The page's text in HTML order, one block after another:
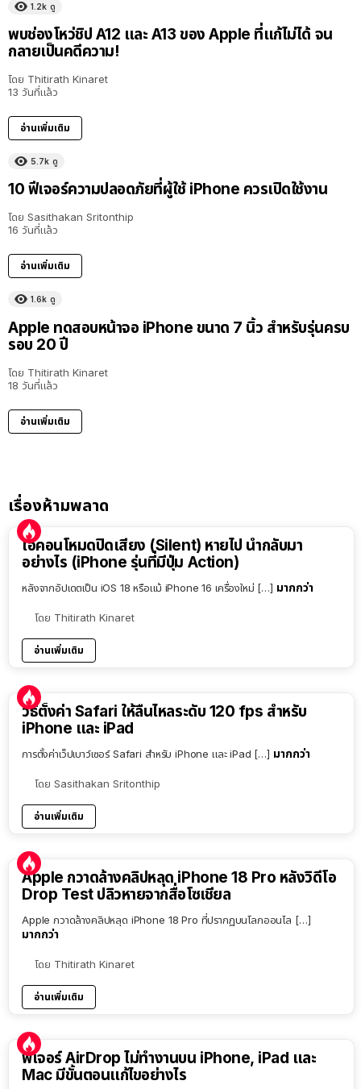
1.2k ดู
พบช่องโหว่ชิป A12 และ A13 ของ Apple ที่แก้ไม่ได้ จน
กลายเป็นคดีความ!
โดย Thitirath Kinaret
13 วันที่แล้ว
อ่านเพิ่มเติม
5.7k ดู
10 ฟีเจอร์ความปลอดภัยที่ผู้ใช้ iPhone ควรเปิดใช้งาน
โดย Sasithakan Sritonthip
16 วันที่แล้ว
อ่านเพิ่มเติม
1.6k ดู
Apple ทดสอบหน้าจอ iPhone ขนาด 7 นิ้ว สำหรับรุ่นครบ
รอบ 20 ปี
โดย Thitirath Kinaret
18 วันที่แล้ว
อ่านเพิ่มเติม
เรื่องห้ามพลาด
ไอคอนโหมดปิดเสียง (Silent) หายไป นำกลับมา
อย่างไร (iPhone รุ่นที่มีปุ่ม Action)
หลังจากอัปเดตเป็น iOS 18 หรือแม้ iPhone 16 เครื่องใหม่ […] มากกว่า
โดย Thitirath Kinaret
อ่านเพิ่มเติม
วิธีตั้งค่า Safari ให้ลื่นไหลระดับ 120 fps สำหรับ
iPhone และ iPad
การตั้งค่าเว็ปเบาว์เซอร์ Safari สำหรับ iPhone และ iPad […] มากกว่า
โดย Sasithakan Sritonthip
อ่านเพิ่มเติม
Apple กวาดล้างคลิปหลุด iPhone 18 Pro หลังวิดีโอ
Drop Test ปลิวหายจากสื่อโซเชียล
Apple กวาดล้างคลิปหลุด iPhone 18 Pro ที่ปรากฏบนโลกออนไล […]
มากกว่า
โดย Thitirath Kinaret
อ่านเพิ่มเติม
ฟีเจอร์ AirDrop ไม่ทำงานบน iPhone, iPad และ
Mac มีขั้นตอนแก้ไขอย่างไร